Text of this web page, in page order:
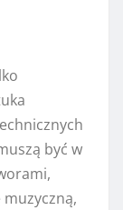
być w